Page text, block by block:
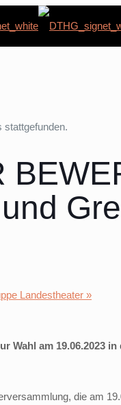
stattgefunden.
Landestheater »
Wahl am 19.06.2023
die am